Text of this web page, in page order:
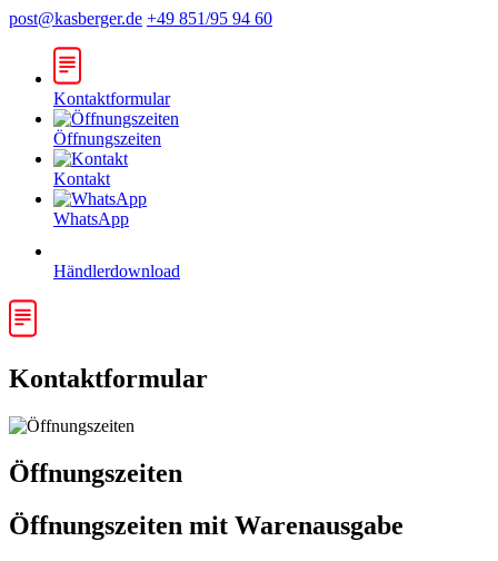
post@kasberger.de +49 851/95 94 60
Kontaktformular
Öffnungszeiten
Kontakt
WhatsApp
Händlerdownload
Kontaktformular
Öffnungszeiten
Öffnungszeiten mit Warenausgabe